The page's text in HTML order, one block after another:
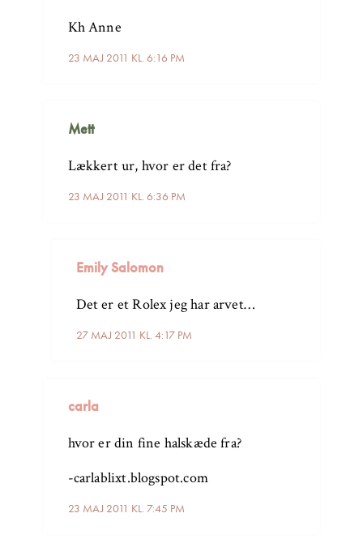
23 MAJ 2011 KL. 6:16 PM
Kh Anne
Mett
23 MAJ 2011 KL. 6:36 PM
Lækkert ur, hvor er det fra?
Emily Salomon
27 MAJ 2011 KL. 4:17 PM
Det er et Rolex jeg har arvet…
carla
23 MAJ 2011 KL. 7:45 PM
hvor er din fine halskæde fra?
-carlablixt.blogspot.com